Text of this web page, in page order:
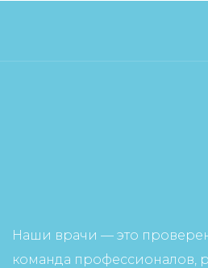
Наши врачи — это
команда профессионалов,